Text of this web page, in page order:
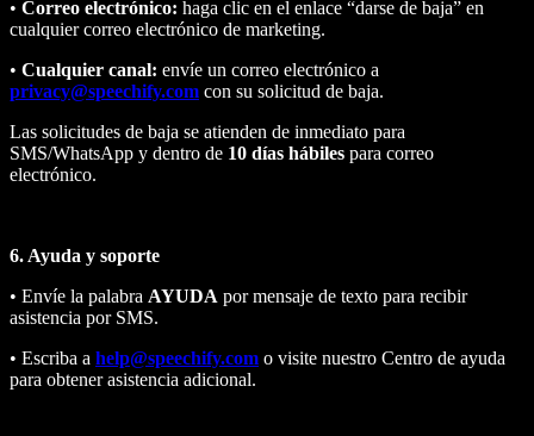
• Correo electrónico: haga clic en el enlace “darse de baja” en
cualquier correo electrónico de marketing.
• Cualquier canal: envíe un correo electrónico a
privacy@speechify.com con su solicitud de baja.
Las solicitudes de baja se atienden de inmediato para
SMS/WhatsApp y dentro de 10 días hábiles para correo
electrónico.
6. Ayuda y soporte
• Envíe la palabra AYUDA por mensaje de texto para recibir
asistencia por SMS.
• Escriba a help@speechify.com o visite nuestro Centro de ayuda
para obtener asistencia adicional.